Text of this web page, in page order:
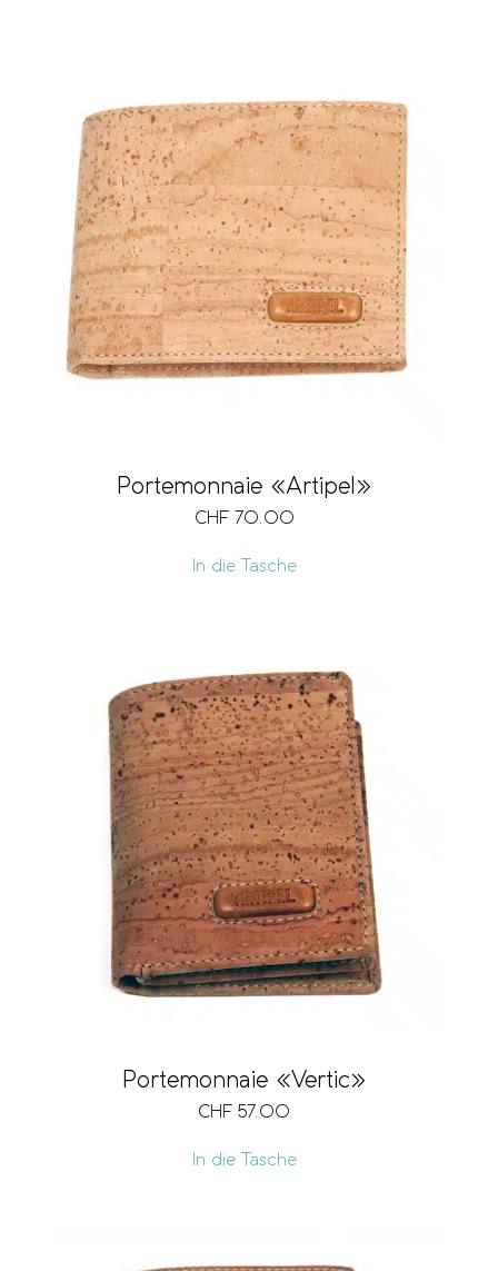
Portemonnaie «Artipel»
CHF 70.00
In die Tasche
Portemonnaie «Vertic»
CHF 57.00
In die Tasche